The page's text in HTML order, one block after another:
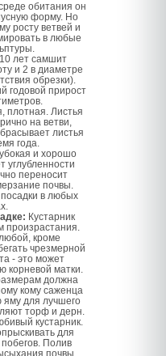
обитания он
форму. Но
росту ветвей и
в любые
лет самшит
и 2 в диаметре
обрезки).
годовой прирост
плотная. Листья
на ветви,
листья
года.
и хорошо
углубленности
переносит
почвы.
в любых
Кустарник
произрастания.
кроме
чрезмерной
- это может
корневой матки.
должна
кому саженца
для лучшего
торф и дерн.
кустарник.
для
Полив
почвы.